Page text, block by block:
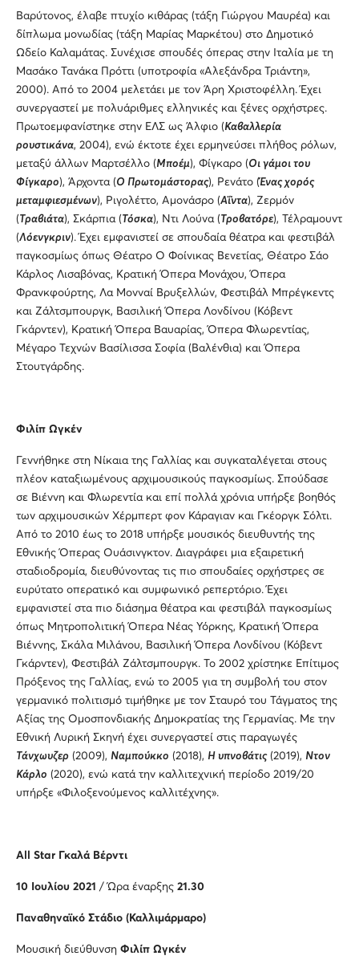
Βαρύτονος, έλαβε πτυχίο κιθάρας (τάξη Γιώργου Μαυρέα) και
δίπλωμα μονωδίας (τάξη Μαρίας Μαρκέτου) στο Δημοτικό
Ωδείο Καλαμάτας. Συνέχισε σπουδές όπερας στην Ιταλία με τη
Μασάκο Τανάκα Πρόττι (υποτροφία «Αλεξάνδρα Τριάντη»,
2000). Από το 2004 μελετάει με τον Άρη Χριστοφέλλη. Έχει
συνεργαστεί με πολυάριθμες ελληνικές και ξένες ορχήστρες.
Πρωτοεμφανίστηκε στην ΕΛΣ ως Άλφιο (Καβαλλερία
ρουστικάνα, 2004), ενώ έκτοτε έχει ερμηνεύσει πλήθος ρόλων,
μεταξύ άλλων Μαρτσέλλο (Μποέμ), Φίγκαρο (Οι γάμοι του
Φίγκαρο), Άρχοντα (Ο Πρωτομάστορας), Ρενάτο (Ένας χορός
μεταμφιεσμένων), Ριγολέττο, Αμονάσρο (Αΐντα), Ζερμόν
(Τραβιάτα), Σκάρπια (Τόσκα), Ντι Λούνα (Τροβατόρε), Τέλραμουντ
(Λόενγκριν). Έχει εμφανιστεί σε σπουδαία θέατρα και φεστιβάλ
παγκοσμίως όπως Θέατρο Ο Φοίνικας Βενετίας, Θέατρο Σάο
Κάρλος Λισαβόνας, Κρατική Όπερα Μονάχου, Όπερα
Φρανκφούρτης, Λα Μονναί Βρυξελλών, Φεστιβάλ Μπρέγκεντς
και Ζάλτσμπουργκ, Βασιλική Όπερα Λονδίνου (Κόβεντ
Γκάρντεν), Κρατική Όπερα Βαυαρίας, Όπερα Φλωρεντίας,
Μέγαρο Τεχνών Βασίλισσα Σοφία (Βαλένθια) και Όπερα
Στουτγάρδης.
Φιλίπ Ωγκέν
Γεννήθηκε στη Νίκαια της Γαλλίας και συγκαταλέγεται στους
πλέον καταξιωμένους αρχιμουσικούς παγκοσμίως. Σπούδασε
σε Βιέννη και Φλωρεντία και επί πολλά χρόνια υπήρξε βοηθός
των αρχιμουσικών Χέρμπερτ φον Κάραγιαν και Γκέοργκ Σόλτι.
Από το 2010 έως το 2018 υπήρξε μουσικός διευθυντής της
Εθνικής Όπερας Ουάσινγκτον. Διαγράφει μια εξαιρετική
σταδιοδρομία, διευθύνοντας τις πιο σπουδαίες ορχήστρες σε
ευρύτατο οπερατικό και συμφωνικό ρεπερτόριο. Έχει
εμφανιστεί στα πιο διάσημα θέατρα και φεστιβάλ παγκοσμίως
όπως Μητροπολιτική Όπερα Νέας Υόρκης, Κρατική Όπερα
Βιέννης, Σκάλα Μιλάνου, Βασιλική Όπερα Λονδίνου (Κόβεντ
Γκάρντεν), Φεστιβάλ Ζάλτσμπουργκ. Το 2002 χρίστηκε Επίτιμος
Πρόξενος της Γαλλίας, ενώ το 2005 για τη συμβολή του στον
γερμανικό πολιτισμό τιμήθηκε με τον Σταυρό του Τάγματος της
Αξίας της Ομοσπονδιακής Δημοκρατίας της Γερμανίας. Με την
Εθνική Λυρική Σκηνή έχει συνεργαστεί στις παραγωγές
Τάνχωυζερ (2009), Ναμπούκκο (2018), Η υπνοβάτις(2019), Ντον
Κάρλο (2020), ενώ κατά την καλλιτεχνική περίοδο 2019/20
υπήρξε «Φιλοξενούμενος καλλιτέχνης».
All Star Γκαλά Βέρντι
10 Ιουλίου 2021 / Ώρα έναρξης 21.30
Παναθηναϊκό Στάδιο (Καλλιμάρμαρο)
Μουσική διεύθυνση Φιλίπ Ωγκέν